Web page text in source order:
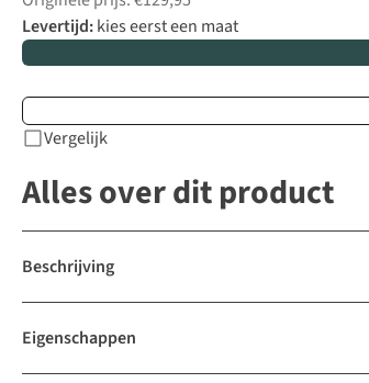
Levertijd:kies eerst een maat
Vergelijk
Alles over dit product
Beschrijving
Eigenschappen